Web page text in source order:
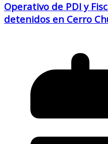
Operativo de PDI y
detenidos en Cerro